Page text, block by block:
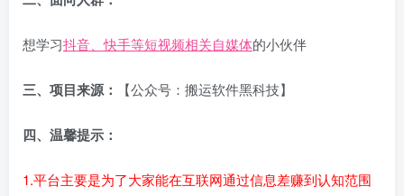
想学习抖音、快手等短视频相关自媒体的小伙伴
三、项目来源： 【公众号：搬运软件黑科技】
四、温馨提示：
1.平台主要是为了大家能在互联网通过信息差赚到认知范围